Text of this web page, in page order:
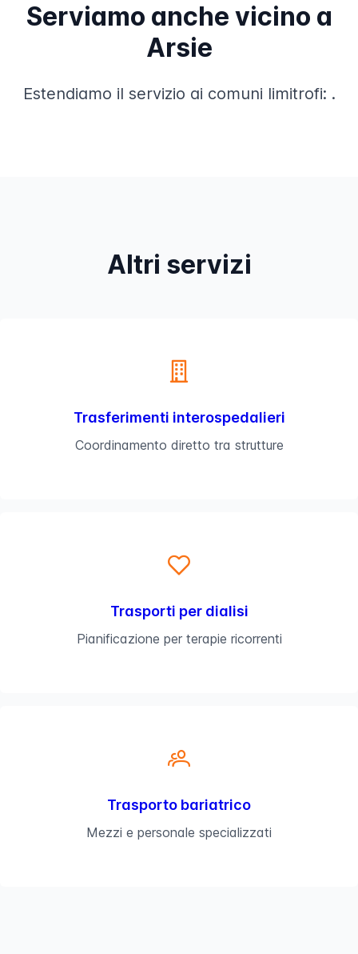
Serviamo anche vicino a
Arsie
Estendiamo il servizio ai comuni limitrofi: .
Altri servizi
Trasferimenti interospedalieri
Coordinamento diretto tra strutture
Trasporti per dialisi
Pianificazione per terapie ricorrenti
Trasporto bariatrico
Mezzi e personale specializzati